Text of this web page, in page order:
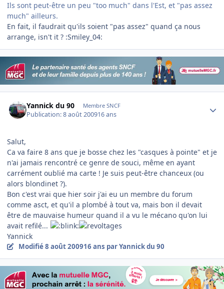
Ils sont peut-être un peu "too much" dans l'Est, et "pas assez
much" ailleurs.
En fait, il faudrait qu'ils soient "pas assez" quand ça nous
arrange, isn't it ? :Smiley_04:
Yannick du 90 Membre SNCF
Publication:8 août 200916 ans
Salut,
Ca va faire 8 ans que je bosse chez les "casques à pointe" et je
n'ai jamais rencontré ce genre de souci, même en ayant
carrément oublié ma carte ! Je suis peut-être chanceux (ou
alors blondinet ?).
Bon c'est vrai que hier soir j'ai eu un membre du forum
comme asct, et qu'il a plombé à tout va, mais bon il devait
être de mauvaise humeur quand il a vu le mécano qu'on lui
avait refilé...
Yannick
Modifié8 août 200916 ans par Yannick du 90